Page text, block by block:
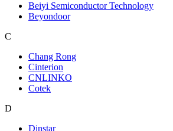
Beiyi Semiconductor Technology
Beyondoor
C
Chang Rong
Cinterion
CNLINKO
Cotek
D
Dinstar